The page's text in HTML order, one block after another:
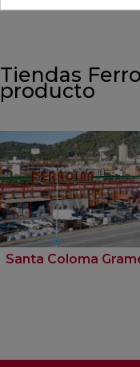
Tiendas
producto
Santa Coloma